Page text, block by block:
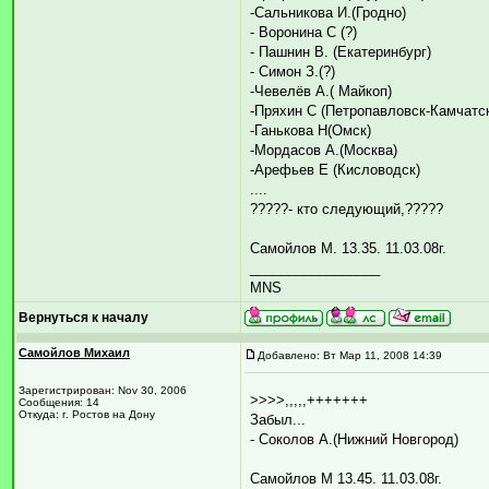
-Сальникова И.(Гродно)
- Воронина С (?)
- Пашнин В. (Екатеринбург)
- Симон З.(?)
-Чевелёв А.( Майкоп)
-Пряхин С (Петропавловск-
-Ганькова Н(Омск)
-Мордасов А.(Москва)
-Арефьев Е (Кисловодск)
....
?????- кто следующий,?????
Самойлов М. 13.35. 11.03.08г.
MNS
Вернуться к началу
Самойлов Михаил
Зарегистрирован: Nov 30, 2006
Сообщения: 14
Откуда: г. Ростов на Дону
Добавлено: Вт Мар 11, 2008 14:39
>>>>,,,,,+++++++
Забыл...
- Соколов А.(Нижний Новгород)
Самойлов М 13.45. 11.03.08г.